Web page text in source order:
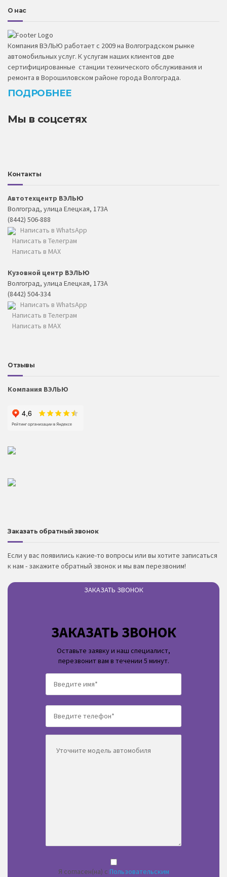
О нас
Компания ВЭЛЬЮ работает с 2009 на Волгоградском рынке
автомобильных услуг. К услугам наших клиентов две
сертифицированные станции технического обслуживания и
ремонта в Ворошиловском районе города Волгограда.
ПОДРОБНЕЕ
Мы в соцсетях
Контакты
Автотехцентр ВЭЛЬЮ
Волгоград, улица Елецкая, 173А
(8442) 506-888
Написать в WhatsApp
Написать в Телеграм
Написать в MAX
Кузовной центр ВЭЛЬЮ
Волгоград, улица Елецкая, 173А
(8442) 504-334
Написать в WhatsApp
Написать в Телеграм
Написать в MAX
Отзывы
Компания ВЭЛЬЮ
Заказать обратный звонок
Если у вас появились какие-то вопросы или вы хотите записаться
к нам - закажите обратный звонок и мы вам перезвоним!
ЗАКАЗАТЬ ЗВОНОК
ЗАКАЗАТЬ ЗВОНОК
Оставьте заявку и наш специалист,
перезвонит вам в течении 5 минут.
Я согласен(на) с Пользовательским